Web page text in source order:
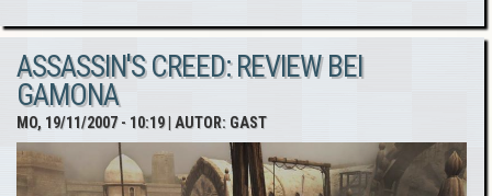
Creed:
Tötet
PS3
Hardware?
ASSASSIN'S CREED: REVIEW BEI
GAMONA
MO, 19/11/2007 - 10:19| AUTOR: GAST